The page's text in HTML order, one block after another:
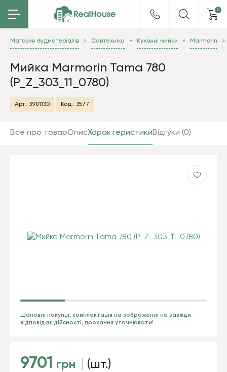
0
Магазин будматеріалів Сантехніка Кухонні мийки Marmorin
Мийка Marmorin Tama 780
(P_Z_303_11_0780)
Арт.: 3901130 Код.: 3577
Все про товарОписХарактеристикиВідгуки (0)
Шановні покупці, комплектація на зображенні не завжди
відповідає дійсності, прохання уточнювати!
9701 грн (шт.)